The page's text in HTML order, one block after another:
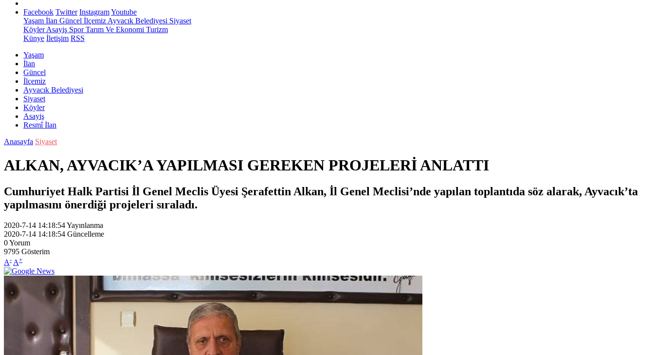
Facebook Twitter InstagramYoutube
Yaşam İlan Güncel İlçemiz Ayvacık Belediyesi Siyaset
KöylerAsayiş SporTarım Ve Ekonomi Turizm
Künye İletişim RSS
Yaşam
İlan
Güncel
İlçemiz
Ayvacık Belediyesi
Siyaset
Köyler
Asayiş
Resmî İlan
Anasayfa Siyaset
ALKAN, AYVACIK’A YAPILMASI GEREKEN PROJELERİ ANLATTI
Cumhuriyet Halk Partisi İl Genel Meclis Üyesi Şerafettin Alkan, İl Genel Meclisi’nde yapılan toplantıda söz alarak, Ayvacık’ta
yapılmasını önerdiği projeleri sıraladı.
2020-7-14 14:18:54Yayınlanma
2020-7-14 14:18:54 Güncelleme
0Yorum
9795 Gösterim
A- A+